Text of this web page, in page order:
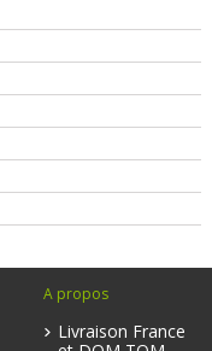
A propos
Livraison France